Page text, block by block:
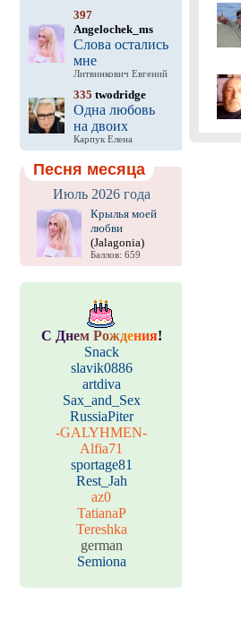
397
Angelochek_ms
Слова остались
мне
Литвинкович Евгений
335 twodridge
Одна любовь
на двоих
Карпук Елена
Песня месяца
Июль 2026 года
Крылья моей
любви
(Jalagonia)
Баллов: 659
С Днем Рождения!
Snack
slavik0886
artdiva
Sax_and_Sex
RussiaPiter
-GALYHMEN-
Alfia71
sportage81
Rest_Jah
az0
TatianaP
Tereshka
german
Semiona